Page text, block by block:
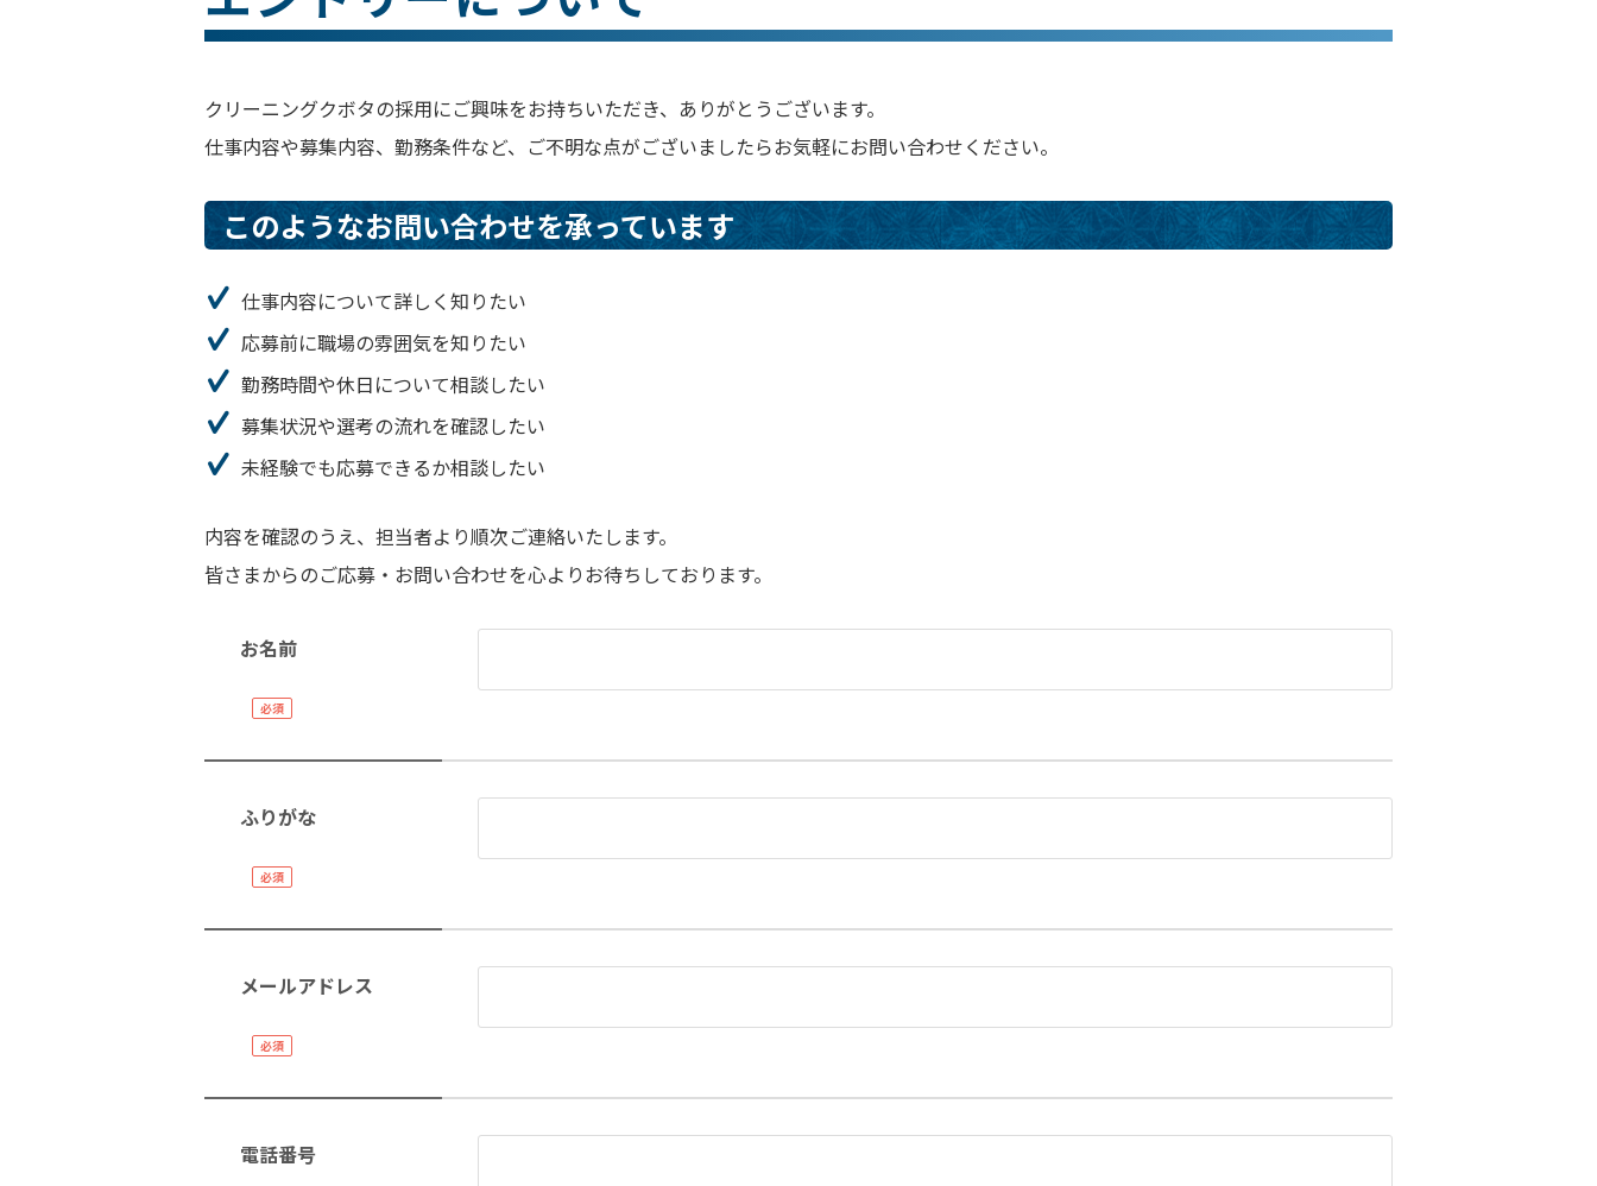
クリーニングクボタの採用にご興味をお持ちいただき、ありがとうございます。
仕事内容や募集内容、勤務条件など、ご不明な点がございましたらお気軽にお問い合わせください。
このようなお問い合わせを承っています
仕事内容について詳しく知りたい
応募前に職場の雰囲気を知りたい
勤務時間や休日について相談したい
募集状況や選考の流れを確認したい
未経験でも応募できるか相談したい
内容を確認のうえ、担当者より順次ご連絡いたします。
皆さまからのご応募・お問い合わせを心よりお待ちしております。
お名前
ふりがな
メールアドレス
電話番号